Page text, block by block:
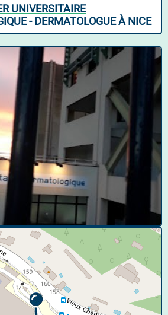
UNIVERSITAIRE
- DERMATOLOGUE À NICE